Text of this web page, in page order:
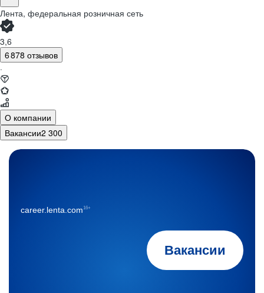
Лента, федеральная розничная сеть
3,6
6 878 отзывов
·
О компании
Вакансии2 300
Вакансии
career.lenta.com16+